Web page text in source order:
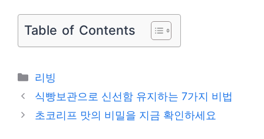
Table of Contents
카
테
리
리빙
식빵보관으로 신선함 유지하는 7가지 비법
초코리프 맛의 비밀을 지금 확인하세요